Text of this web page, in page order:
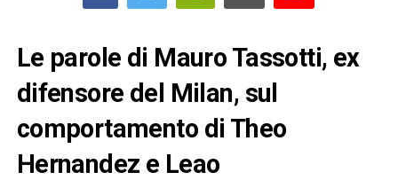
Le parole di Mauro Tassotti, ex
difensore del Milan, sul
comportamento di Theo
Hernandez e Leao